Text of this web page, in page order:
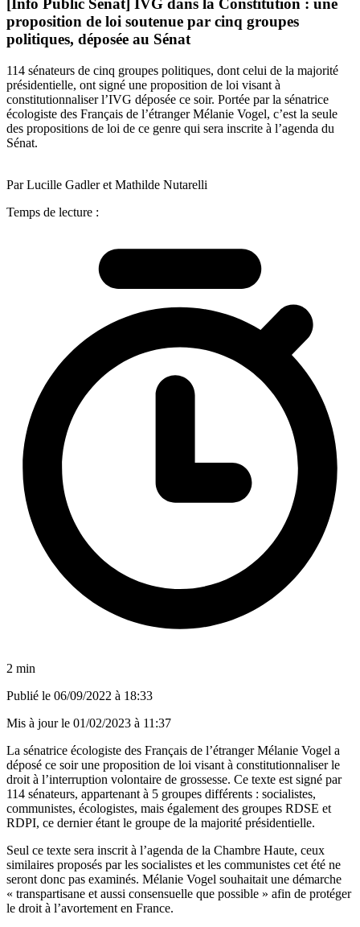
[Info Public Sénat] IVG dans la Constitution : une
proposition de loi soutenue par cinq groupes
politiques, déposée au Sénat
114 sénateurs de cinq groupes politiques, dont celui de la majorité
présidentielle, ont signé une proposition de loi visant à
constitutionnaliser l’IVG déposée ce soir. Portée par la sénatrice
écologiste des Français de l’étranger Mélanie Vogel, c’est la seule
des propositions de loi de ce genre qui sera inscrite à l’agenda du
Sénat.
Par Lucille Gadler et Mathilde Nutarelli
Temps de lecture :
2 min
Publié le 06/09/2022 à 18:33
Mis à jour le 01/02/2023 à 11:37
La sénatrice écologiste des Français de l’étranger Mélanie Vogel a
déposé ce soir une proposition de loi visant à constitutionnaliser le
droit à l’interruption volontaire de grossesse. Ce texte est signé par
114 sénateurs, appartenant à 5 groupes différents : socialistes,
communistes, écologistes, mais également des groupes RDSE et
RDPI, ce dernier étant le groupe de la majorité présidentielle.
Seul ce texte sera inscrit à l’agenda de la Chambre Haute, ceux
similaires proposés par les socialistes et les communistes cet été ne
seront donc pas examinés. Mélanie Vogel souhaitait une démarche
« transpartisane et aussi consensuelle que possible » afin de protéger
le droit à l’avortement en France.